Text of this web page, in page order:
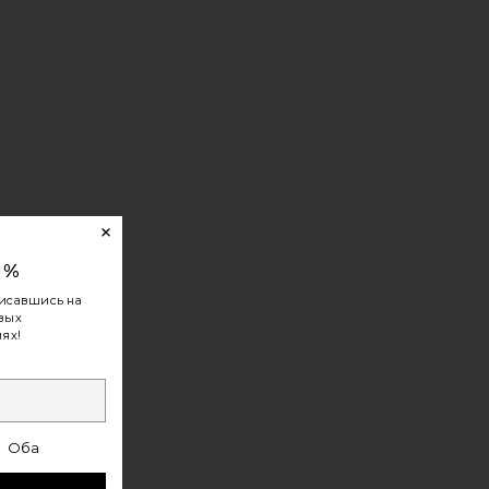
на
Оба